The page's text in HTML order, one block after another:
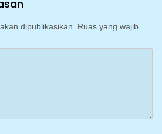
dipublikasikan. Ruas yang wajib